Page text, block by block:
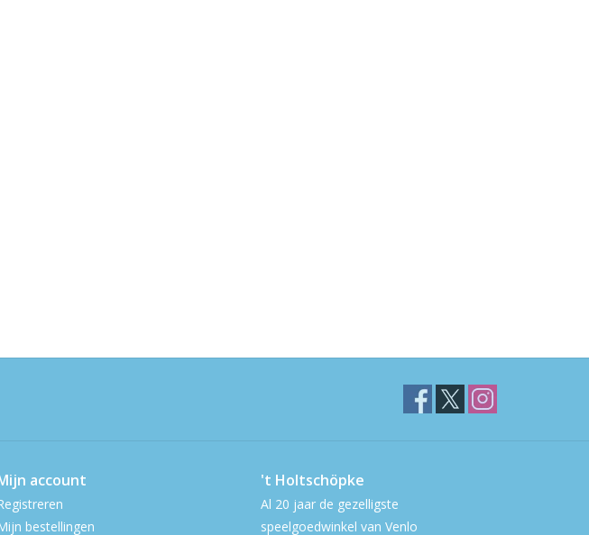
account
bestellingen
't Holtschöpke
Al 20 jaar de gezelligste
speelgoedwinkel van Venlo